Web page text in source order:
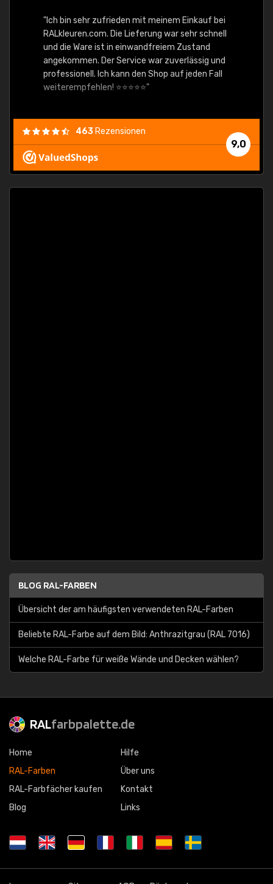
"Ich bin sehr zufrieden mit meinem Einkauf bei
RALkleuren.com. Die Lieferung war sehr schnell
und die Ware ist in einwandfreiem Zustand
angekommen. Der Service war zuverlässig und
professionell. Ich kann den Shop auf jeden Fall
weiterempfehlen! ⭐⭐⭐⭐⭐"
9,0
463 Rezensionen
BLOG RAL-FARBEN
Übersicht der am häufigsten verwendeten RAL-Farben
Beliebte RAL-Farbe auf dem Bild: Anthrazitgrau (RAL 7016)
Welche RAL-Farbe für weiße Wände und Decken wählen?
RALfarbpalette.de
Home
RAL-Farben
RAL-Farbfächer kaufen
Blog
Hilfe
Über uns
Kontakt
Links